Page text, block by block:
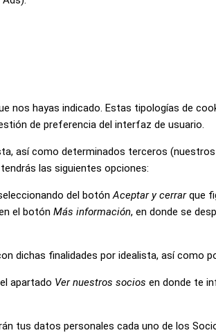
nos hayas indicado. Estas tipologías de
de preferencia del interfaz de usuario.
así como determinados terceros
las siguientes opciones:
del botónAceptar y cerrarque
el botón Más información, en donde se
dichas finalidades por idealista, así como
apartado Ver nuestros socios en donde te
tus datos personales cada uno de los